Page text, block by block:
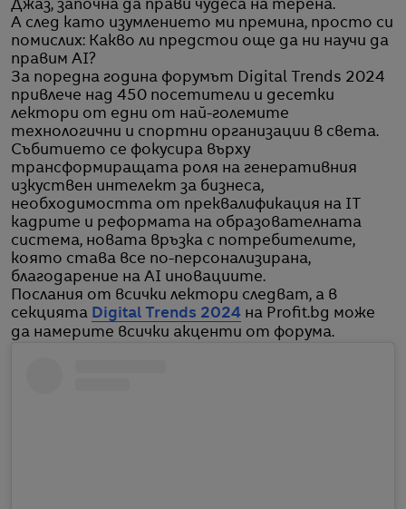
Джаз, започна да прави чудеса на терена.
А след като изумлението ми премина, просто си
помислих: Какво ли предстои още да ни научи да
правим AI?
За поредна година форумът Digital Trends 2024
привлече над 450 посетители и десетки
лектори от едни от най-големите
технологични и спортни организации в света.
Събитието се фокусира върху
трансформиращата роля на генеративния
изкуствен интелект за бизнеса,
необходимостта от преквалификация на IT
кадрите и реформата на образователната
система, новата връзка с потребителите,
която става все по-персонализирана,
благодарение на AI иновациите.
Послания от всички лектори следват, а в
секцията Digital Trends 2024 на Profit.bg може
да намерите всички акценти от форума.